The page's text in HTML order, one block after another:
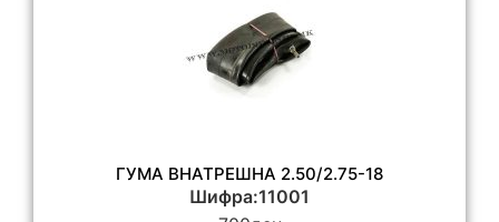
ГУМА ВНАТРЕШНА 2.50/2.75-18
Шифра:11001